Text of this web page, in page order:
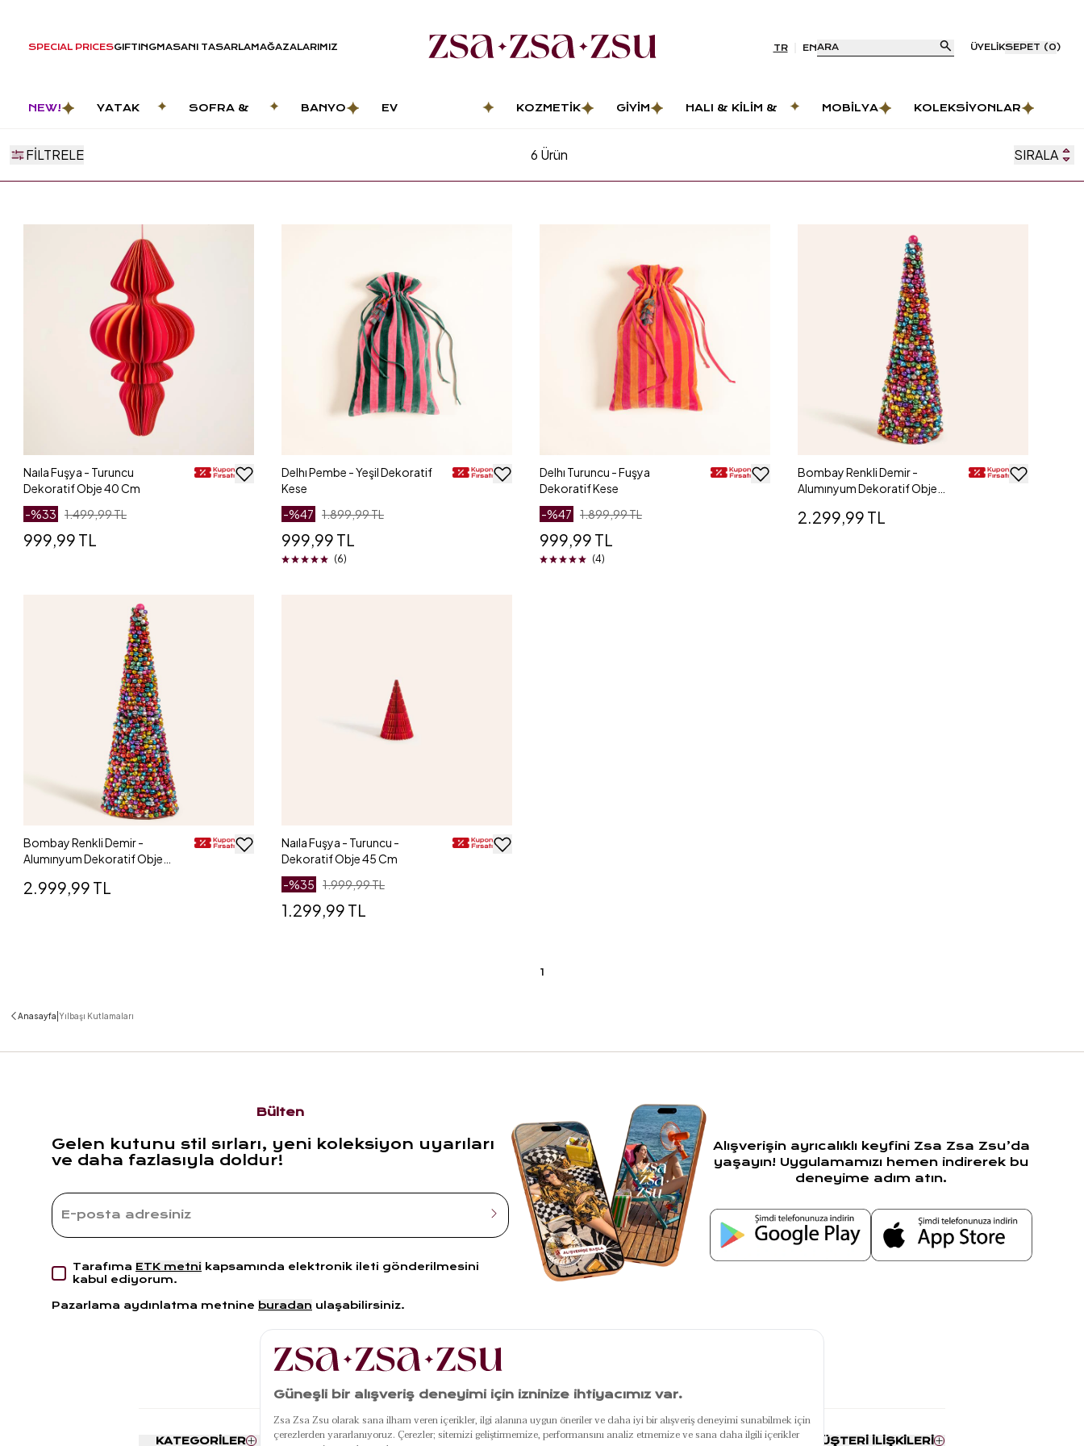
SPECIAL PRICESGIFTINGMASANI TASARLAMAĞAZALARIMIZ TR ENARA ÜYELIKSEPET (0)
NEW!
YATAK
SOFRA &
BANYO
EV
KOZMETIK GIYIM
HALI & KILIM &
MOBILYA KOLEKSIYONLAR
FILTRELE 6 Ürün SIRALA
Naıla Fuşya - Turuncu
Dekoratif Obje 40 Cm
-%33 1.499,99 TL
999,99 TL
Delhı Pembe - Yeşil Dekoratif
Kese
-%47 1.899,99 TL
999,99 TL
(6)
Delhı Turuncu - Fuşya
Dekoratif Kese
-%47 1.899,99 TL
999,99 TL
(4)
Bombay Renkli Demir -
Alumınyum Dekoratif Obje
2.299,99 TL
Bombay Renkli Demir -
Alumınyum Dekoratif Obje
2.999,99 TL
Naıla Fuşya - Turuncu -
Dekoratif Obje 45 Cm
-%35 1.999,99 TL
1.299,99 TL
1
Anasayfa Yılbaşı Kutlamaları
Bülten
Gelen kutunu stil sırları, yeni koleksiyon uyarıları
ve daha fazlasıyla doldur!
Tarafıma ETK metni kapsamında elektronik ileti gönderilmesini
kabul ediyorum.
Pazarlama aydınlatma metnine buradan ulaşabilirsiniz.
Alışverişin ayrıcalıklı keyfini Zsa Zsa Zsu’da
yaşayın! Uygulamamızı hemen indirerek bu
deneyime adım atın.
KATEGORİLER POPÜLER POPÜLER ÖZEL GÜNLER KURUMSAL MÜŞTERİ İLİŞKİLERİ